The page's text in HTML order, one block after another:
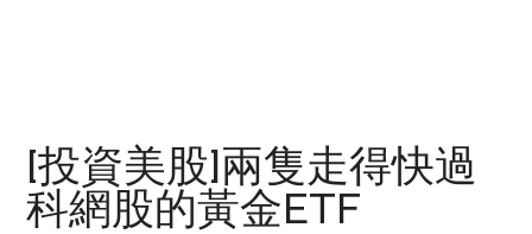
[投資美股]兩隻走得快過
科網股的黃金ETF